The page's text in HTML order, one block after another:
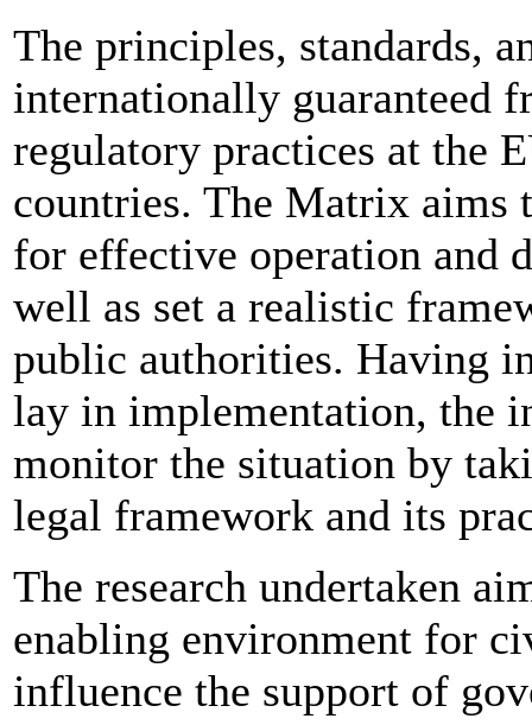
The principles, standards,
internationally guaranteed
regulatory practices at the
countries. The Matrix aims
for effective operation and
well as set a realistic
public authorities. Having
lay in implementation, the
monitor the situation by
legal framework and its
The research undertaken
enabling environment for
influence the support of